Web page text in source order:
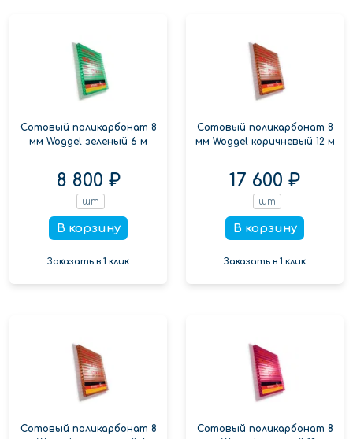
Сотовый поликарбонат 8
мм Woggel зеленый 6 м
8 800 ₽
шт
В корзину
Заказать в 1 клик
Сотовый поликарбонат 8
мм Woggel коричневый 12 м
17 600 ₽
шт
В корзину
Заказать в 1 клик
Сотовый поликарбонат 8
Сотовый поликарбонат 8